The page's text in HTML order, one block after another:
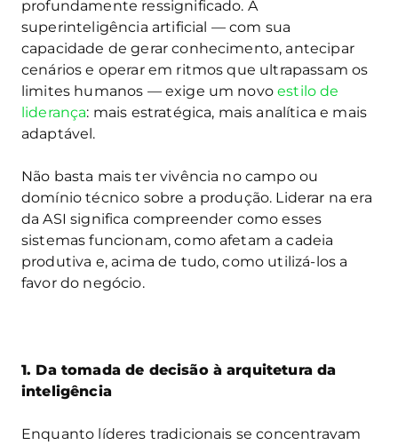
profundamente ressignificado. A
superinteligência artificial — com sua
capacidade de gerar conhecimento, antecipar
cenários e operar em ritmos que ultrapassam os
limites humanos — exige um novoestilo de
liderança: mais estratégica, mais analítica e mais
adaptável.
Não basta mais ter vivência no campo ou
domínio técnico sobre a produção. Liderar na era
da ASI significa compreender como esses
sistemas funcionam, como afetam a cadeia
produtiva e, acima de tudo, como utilizá-los a
favor do negócio.
1. Da tomada de decisão à arquitetura da
inteligência
Enquanto líderes tradicionais se concentravam